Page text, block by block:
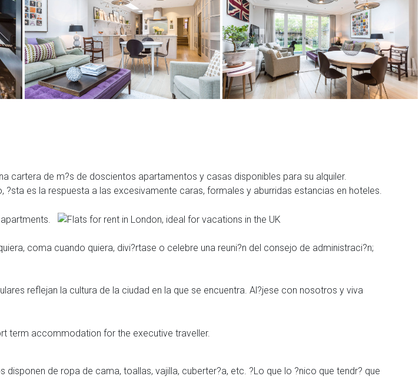
cartera de m?s de doscientos apartamentos y casas disponibles para su alquiler.
?sta es la respuesta a las excesivamente caras, formales y aburridas estancias en hoteles.
coma cuando quiera, divi?rtase o celebre una reuni?n del consejo de administraci?n;
reflejan la cultura de la ciudad en la que se encuentra. Al?jese con nosotros y viva
de ropa de cama, toallas, vajilla, cuberter?a, etc. ?Lo que lo ?nico que tendr? que